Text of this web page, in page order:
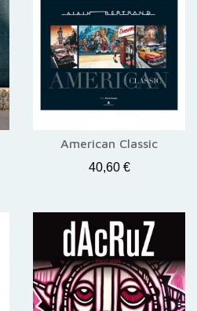
American Classic
40,60 €